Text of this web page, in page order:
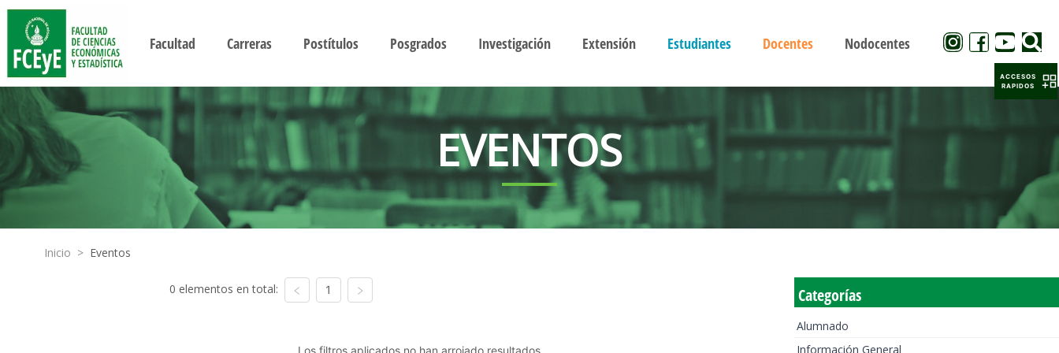
Facultad Carreras Postítulos Posgrados Investigación Extensión Estudiantes Docentes Nodocentes
EVENTOS
Inicio > Eventos
0 elementos en total: 1
Los filtros aplicados no han arrojado resultados
Categorías
Alumnado
Información General
ACCESOS
RAPIDOS